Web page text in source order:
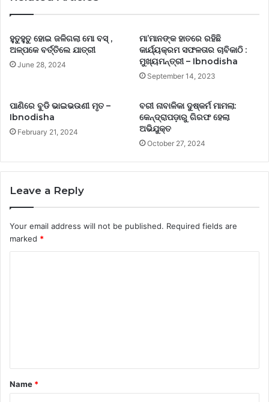
ହୁତୁହୁତୁ ହୋଇ ଜଳିଗଲା ମୋ ବସ୍ ,
ଅଳ୍ପକେ ବର୍ତ୍ତିଲେ ଯାତ୍ରୀ
June 28, 2024
ମା’ମାନଙ୍କ ହାତରେ ରହିଛି
କାର୍ଯ୍ୟକ୍ରମ ସଫଳତାର ଚାବିକାଠି :
ମୁଖ୍ୟମନ୍ତ୍ରୀ – Ibnodisha
September 14, 2023
ପାଣିରେ ବୁଡି ଭାଇଭଉଣୀ ମୃତ –
Ibnodisha
February 21, 2024
ବରୀ ନାବାଳିକା ଦୁଷ୍କର୍ମ ମାମଲା:
କେନ୍ଦ୍ରାପଡ଼ାରୁ ଗିରଫ ହେଲା
ଅଭିଯୁକ୍ତ
October 27, 2024
Leave a Reply
Your email address will not be published. Required fields are
marked *
t
*
Name *